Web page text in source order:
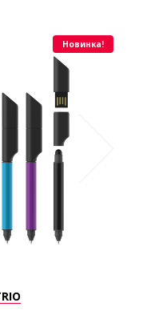
Новинка!